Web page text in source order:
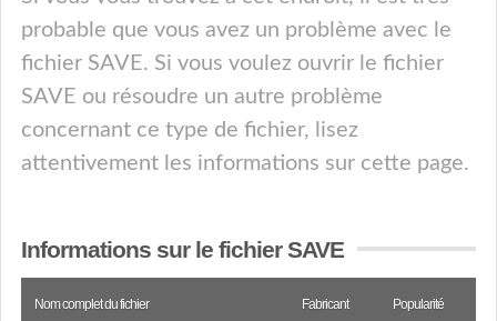
probable que vous avez un problème avec le
fichier SAVE. Si vous voulez ouvrir le fichier
SAVE ou résoudre un autre problème
concernant ce type de fichier, lisez
attentivement les informations sur cette page.
Informations sur le fichier SAVE
Nom complet du fichier Fabricant Popularité